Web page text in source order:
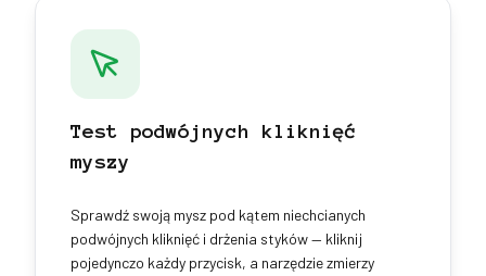
Test podwójnych kliknięć
myszy
Sprawdź swoją mysz pod kątem niechcianych
podwójnych kliknięć i drżenia styków — kliknij
pojedynczo każdy przycisk, a narzędzie zmierzy